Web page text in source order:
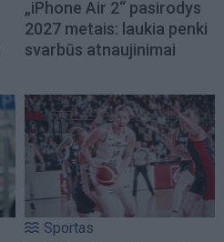
„iPhone Air 2“ pasirodys
2027 metais: laukia penki
svarbūs atnaujinimai
Sportas